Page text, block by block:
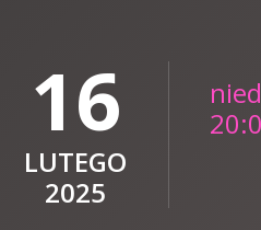
16
LUTEGO
2025